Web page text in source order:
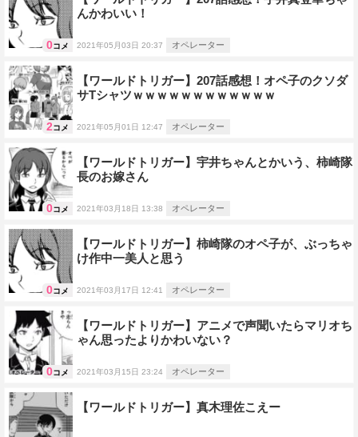
0コメ
んかわいい！
2021年05月03日 20:37 オペレーター
2コメ
【ワールドトリガー】207話感想！オペ子のクソダ
サTシャツｗｗｗｗｗｗｗｗｗｗｗｗ
2021年05月01日 12:47 オペレーター
0コメ
【ワールドトリガー】宇井ちゃんとかいう、柿崎隊
長のお嫁さん
2021年03月18日 13:38 オペレーター
0コメ
【ワールドトリガー】柿崎隊のオペ子が、ぶっちゃ
け作中一美人と思う
2021年03月17日 12:41 オペレーター
0コメ
【ワールドトリガー】アニメで声聞いたらマリオち
ゃん思ったよりかわいない？
2021年03月15日 23:24 オペレーター
【ワールドトリガー】真木理佐こえー